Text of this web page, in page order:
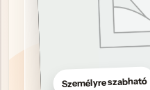
Személyre szabható
Egyéb ajándék ötletek